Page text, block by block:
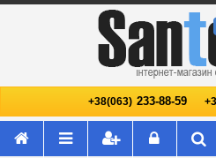
+38(063) 233-88-59